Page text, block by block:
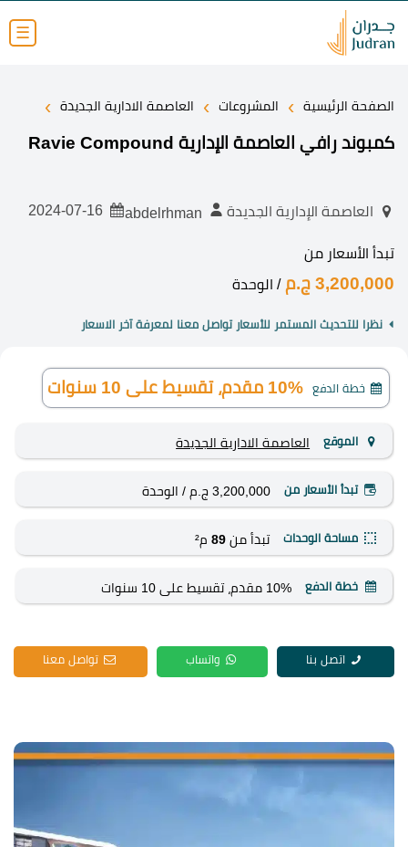
☰
الصفحة الرئيسية › المشروعات › العاصمة الادارية الجديدة ›
كمبوند رافي العاصمة الإدارية Ravie Compound
العاصمة الإدارية الجديدة
تبدأ الأسعار من
3,200,000 ج.م / الوحدة
نظرا للتحديث المستمر للأسعار تواصل معنا لمعرفة آخر الاسعار
خطة الدفع 10% مقدم، تقسيط على 10 سنوات
الموقع العاصمة الادارية الجديدة
تبدأ الأسعار من 3,200,000 ج.م / الوحدة
مساحة الوحدات تبدأ من 89م²
خطة الدفع 10% مقدم، تقسيط على 10 سنوات
اتصل بنا واتساب تواصل معنا